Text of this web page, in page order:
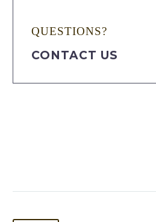
QUESTIONS?
CONTACT US